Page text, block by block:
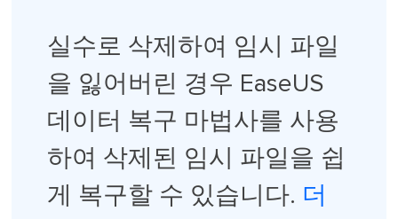
실수로 삭제하여 임시 파일
을 잃어버린 경우 EaseUS
데이터 복구 마법사를 사용
하여 삭제된 임시 파일을 쉽
게 복구할 수 있습니다. 더